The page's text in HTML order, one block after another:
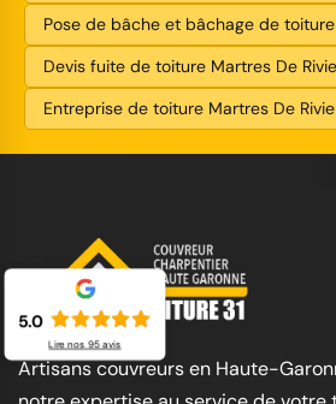
Pose de bâche et bâchage de
Devis fuite de toiture Martres De
Entreprise de toiture Martres De
Artisans couvreurs en Haute-
5.0
Lire nos 95avis